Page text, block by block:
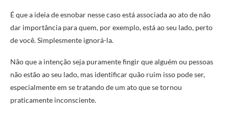
É que a ideia de esnobar nesse caso está associada ao ato de não
dar importância para quem, por exemplo, está ao seu lado, perto
de você. Simplesmente ignorá-la.
Não que a intenção seja puramente fingir que alguém ou pessoas
não estão ao seu lado, mas identificar quão ruim isso pode ser,
especialmente em se tratando de um ato que se tornou
praticamente inconsciente.